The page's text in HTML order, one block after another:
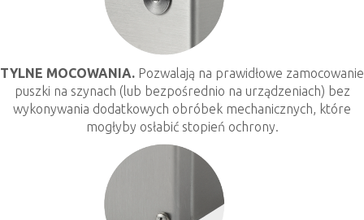
TYLNE MOCOWANIA. Pozwalają na prawidłowe zamocowanie
puszki na szynach (lub bezpośrednio na urządzeniach) bez
wykonywania dodatkowych obróbek mechanicznych, które
mogłyby osłabić stopień ochrony.